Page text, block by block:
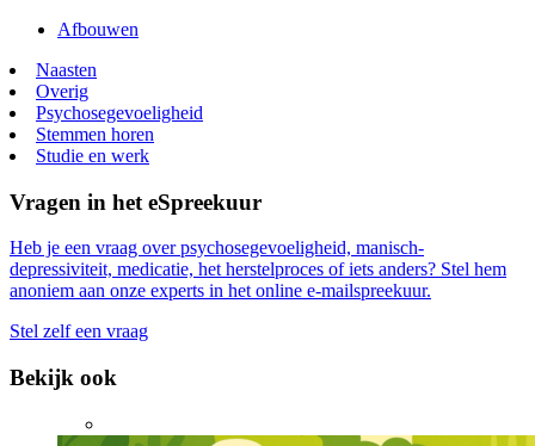
Afbouwen
Naasten
Overig
Psychosegevoeligheid
Stemmen horen
Studie en werk
Vragen in het eSpreekuur
Heb je een vraag over psychosegevoeligheid, manisch-
depressiviteit, medicatie, het herstelproces of iets anders? Stel hem
anoniem aan onze experts in het online e-mailspreekuur.
Stel zelf een vraag
Bekijk ook